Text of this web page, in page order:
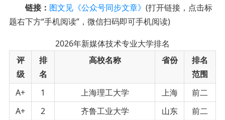
链接： 图文见《公众号同步文章》 (打开链接，点击标
题右下方“手机阅读”，微信扫码即可手机阅读)
2026年新媒体技术专业大学排名
评
级
排
名
高校名称 省份
排名
范围
A+
1 上海理工大学 上海
前二
A+
2 齐鲁工业大学 山东
前二